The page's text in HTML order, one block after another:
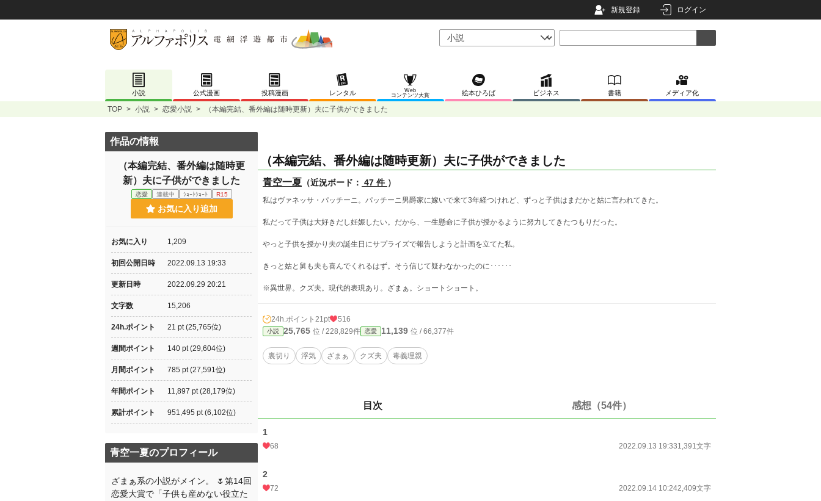
新規登録 ログイン
小説 公式漫画 投稿漫画 レンタル
Web
コンテンツ大賞
絵本ひろば ビジネス 書籍 メディア化
TOP > 小説 > 恋愛小説 > （本編完結、番外編は随時更新）夫に子供ができました
（本編完結、番外編は随時更新）夫に子供ができました
青空一夏 （近況ボード： 47 件 ）
私はヴァネッサ・パッチーニ。パッチーニ男爵家に嫁いで来て3年経つけれど、ずっと子供はまだかと姑に言われてきた。
私だって子供は大好きだし妊娠したい。だから、一生懸命に子供が授かるように努力してきたつもりだった。
やっと子供を授かり夫の誕生日にサプライズで報告しようと計画を立てた私。
きっと姑と舅も夫も喜んでくれるはず。そう信じて疑わなかったのに･･････
※異世界。クズ夫。現代的表現あり。ざまぁ。ショートショート。
24h.ポイント 21pt 516
小説 25,765 位 / 228,829件 恋愛 11,139 位 / 66,377件
裏切り 浮気 ざまぁ クズ夫 毒義理親
目次 感想（54件）
1
68 2022.09.13 19:331,391文字
2
72 2022.09.14 10:242,409文字
作品の情報
（本編完結、番外編は随時更
新）夫に子供ができました
恋愛 連載中 ｼｮｰﾄｼｮｰﾄ R15
お気に入り追加
お気に入り 1,209
初回公開日時 2022.09.13 19:33
更新日時 2022.09.29 20:21
文字数 15,206
24h.ポイント 21 pt (25,765位)
週間ポイント 140 pt (29,604位)
月間ポイント 785 pt (27,591位)
年間ポイント 11,897 pt (28,179位)
累計ポイント 951,495 pt (6,102位)
青空一夏のプロフィール
ざまぁ系の小説がメイン。 🌷第14回
恋愛大賞で「子供も産めない役立た